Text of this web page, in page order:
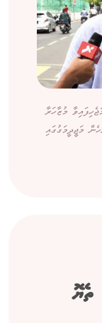
މުޒާހަރާ
މަޖީދީމަގުގައި
ތެޔޮ